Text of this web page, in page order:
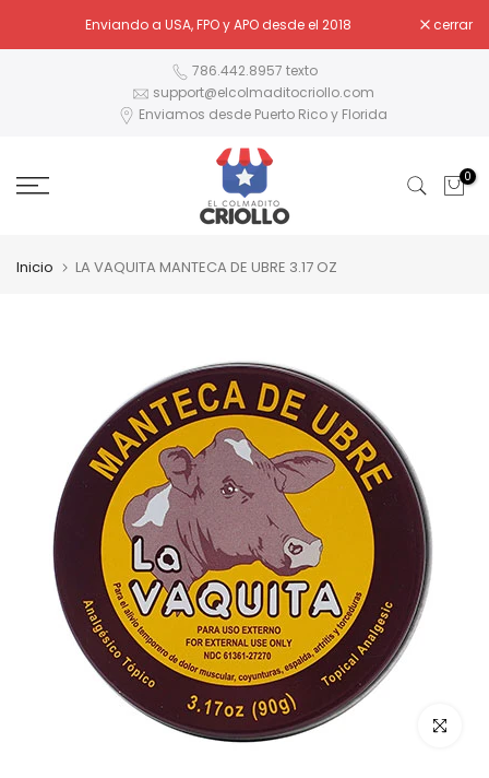
al
Enviando a USA, FPO y APO desde el 2018 cerrar
786.442.8957 texto
support@elcolmaditocriollo.com
Enviamos desde Puerto Rico y Florida
0
Inicio LA VAQUITA MANTECA DE UBRE 3.17 OZ
Haz clic